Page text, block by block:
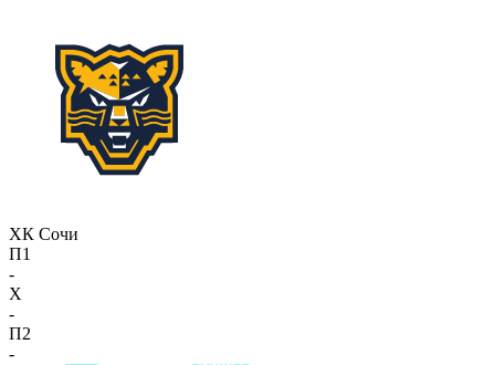
ХК Сочи
П1
-
X
-
П2
-